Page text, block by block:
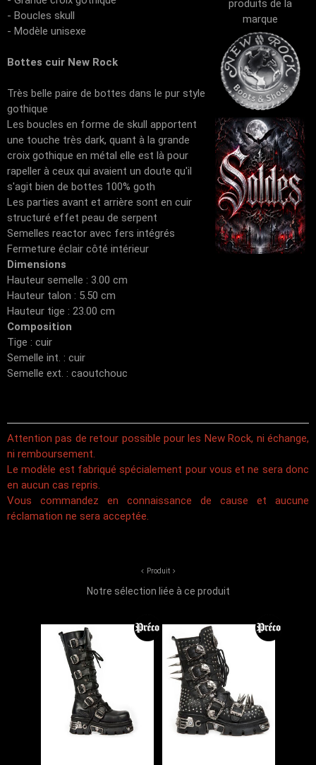
produits de la
marque
- Boucles skull
- Modèle unisexe
Bottes cuir New Rock
Très belle paire de bottes dans le pur style
gothique
Les boucles en forme de skull apportent
une touche très dark, quant à la grande
croix gothique en métal elle est là pour
rapeller à ceux qui avaient un doute qu'il
s'agit bien de bottes 100% goth
Les parties avant et arrière sont en cuir
structuré effet peau de serpent
Semelles reactor avec fers intégrés
Fermeture éclair côté intérieur
Dimensions
Hauteur semelle : 3.00 cm
Hauteur talon : 5.50 cm
Hauteur tige : 23.00 cm
Composition
Tige : cuir
Semelle int. : cuir
Semelle ext. : caoutchouc
Attention pas de retour possible pour les New Rock, ni échange,
ni remboursement.
Le modèle est fabriqué spécialement pour vous et ne sera donc
en aucun cas repris.
Vous commandez en connaissance de cause et aucune
réclamation ne sera acceptée.
Produit
Notre sélection liée à ce produit